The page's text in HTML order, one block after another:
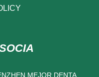
MEJOR DENTAL